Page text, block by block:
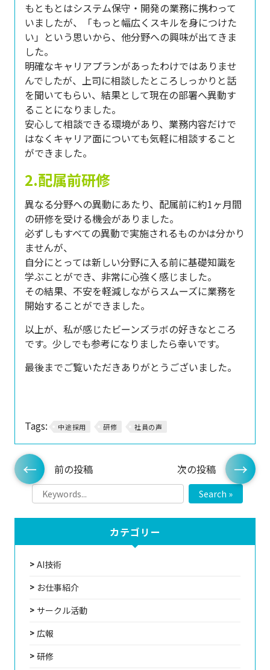
もともとはシステム保守・開発の業務に携わって
いましたが、「もっと幅広くスキルを身につけた
い」という思いから、他分野への興味が出てきま
した。
明確なキャリアプランがあったわけではありませ
んでしたが、上司に相談したところしっかりと話
を聞いてもらい、結果として現在の部署へ異動す
ることになりました。
安心して相談できる環境があり、業務内容だけで
はなくキャリア面についても気軽に相談すること
ができました。
2.配属前研修
異なる分野への異動にあたり、配属前に約1ヶ月間
の研修を受ける機会がありました。
必ずしもすべての異動で実施されるものかは分かり
ませんが、
自分にとっては新しい分野に入る前に基礎知識を
学ぶことができ、非常に心強く感じました。
その結果、不安を軽減しながらスムーズに業務を
開始することができました。
以上が、私が感じたビーンズラボの好きなところ
です。少しでも参考になりましたら幸いです。
最後までご覧いただきありがとうございました。
Tags: 中途採用 研修 社員の声
前の投稿 次の投稿
Search »
カテゴリー
AI技術
お仕事紹介
サークル活動
広報
研修